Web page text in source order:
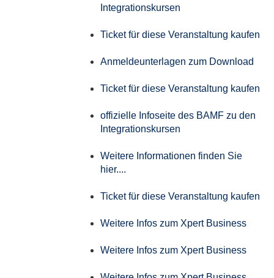
Integrationskursen
Ticket für diese Veranstaltung kaufen
Anmeldeunterlagen zum Download
Ticket für diese Veranstaltung kaufen
offizielle Infoseite des BAMF zu den
Integrationskursen
Weitere Informationen finden Sie
hier....
Ticket für diese Veranstaltung kaufen
Weitere Infos zum Xpert Business
Weitere Infos zum Xpert Business